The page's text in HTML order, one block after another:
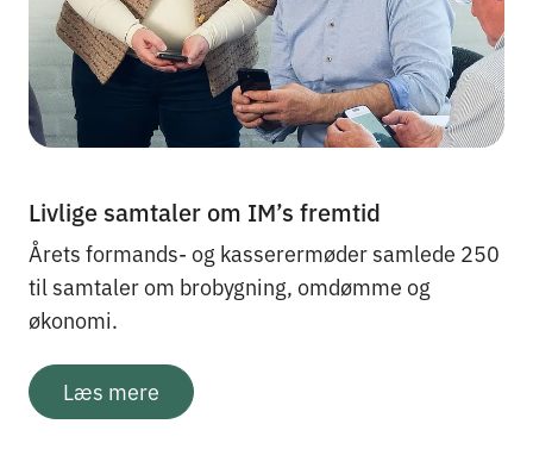
Livlige samtaler om IM’s fremtid
Årets formands- og kasserermøder samlede 250
til samtaler om brobygning, omdømme og
økonomi.
Læs mere